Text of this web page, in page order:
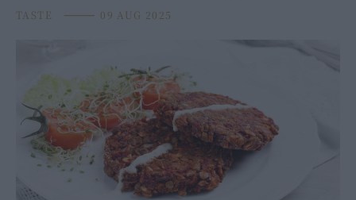
TASTE ⸻ 09 AUG 2025